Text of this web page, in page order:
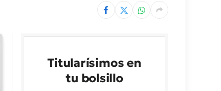
Titularísimos en
tu bolsillo